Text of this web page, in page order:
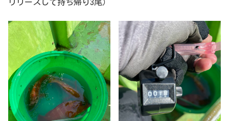
リリースして持ち帰り3尾）